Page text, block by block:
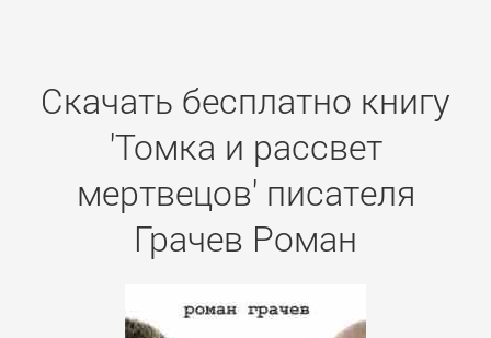
Скачать бесплатно книгу
'Томка и рассвет
мертвецов' писателя
Грачев Роман